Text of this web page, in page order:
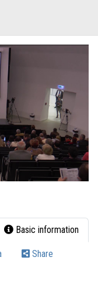
Basic information
Share